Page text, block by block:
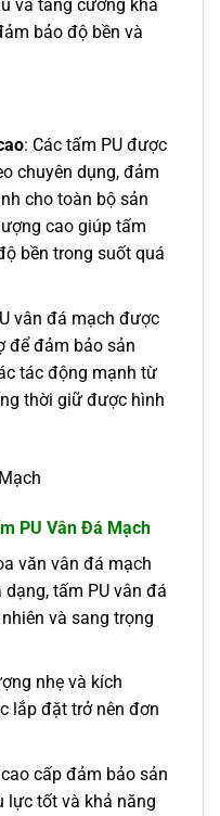
và tăng cường khả
bảo độ bền và
: Các tấm PU được
chuyên dụng, đảm
cho toàn bộ sản
cao giúp tấm
bền trong suốt quá
vân đá mạch được
để đảm bảo sản
tác động mạnh từ
thời giữ được hình
PU Vân Đá Mạch
văn vân đá mạch
tấm PU vân đá
và sang trọng
nhẹ và kích
lắp đặt trở nên đơn
cấp đảm bảo sản
lực tốt và khả năng